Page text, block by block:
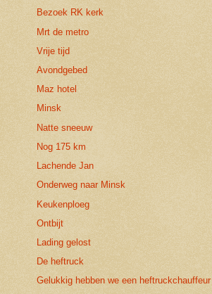
Bezoek RK kerk
Mrt de metro
Vrije tijd
Avondgebed
Maz hotel
Minsk
Natte sneeuw
Nog 175 km
Lachende Jan
Onderweg naar Minsk
Keukenploeg
Ontbijt
Lading gelost
De heftruck
Gelukkig hebben we een heftruckchauffeur